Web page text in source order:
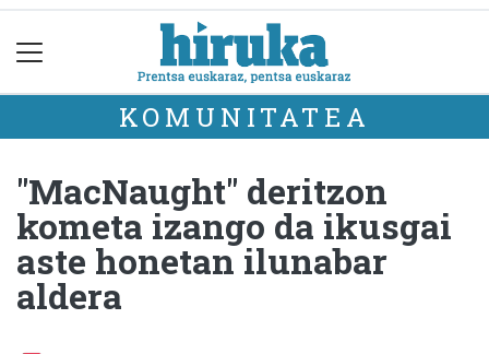
KOMUNITATEA
"MacNaught" deritzon
kometa izango da ikusgai
aste honetan ilunabar
aldera